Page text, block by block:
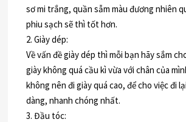
sơ mi trắng, quần sẫm màu đương nhiên
phiu sạch sẽ thì tốt hơn.
2. Giày dép:
Về vấn đề giày dép thì mỗi bạn hãy sắm
giày không quá cầu kì vừa với chân của
không nên đi giày quá cao, để cho việc đi
dàng, nhanh chóng nhất.
3. Đầu tóc: